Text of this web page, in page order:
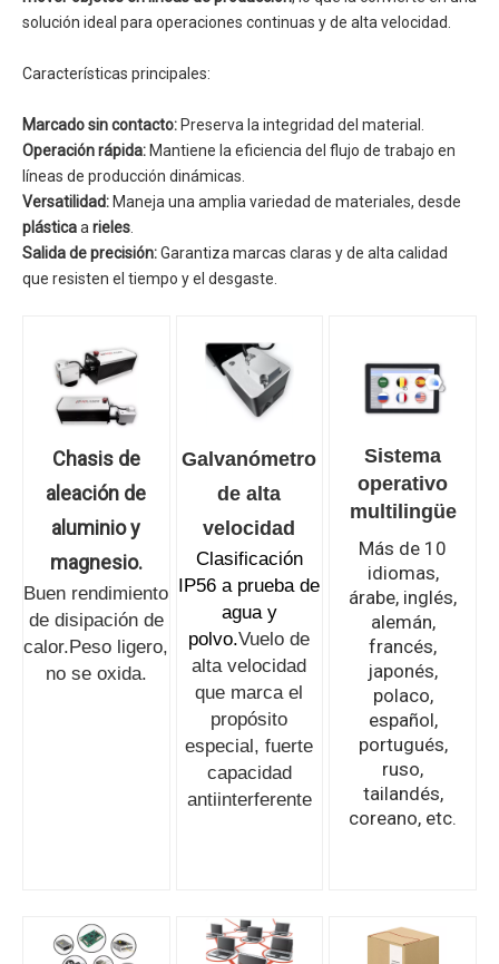
solución ideal para operaciones continuas y de alta velocidad.
Características principales:
Marcado sin contacto: Preserva la integridad del material.
Operación rápida: Mantiene la eficiencia del flujo de trabajo en
líneas de producción dinámicas.
Versatilidad: Maneja una amplia variedad de materiales, desde
plásticaarieles.
Salida de precisión:Garantiza marcas claras y de alta calidad
que resisten el tiempo y el desgaste.
Chasis de
aleación de
aluminio y
magnesio.
Buen rendimiento
de disipación de
calor. Peso ligero,
no se oxida.
Galvanómetro
de alta
velocidad
Clasificación
IP56 a prueba de
agua y
polvo.Vuelo de
alta velocidad
que marca el
propósito
especial, fuerte
capacidad
antiinterferente
Sistema
operativo
multilingüe
Más de 10
idiomas,
árabe, inglés,
alemán,
francés,
japonés,
polaco,
español,
portugués,
ruso,
tailandés,
coreano, etc.